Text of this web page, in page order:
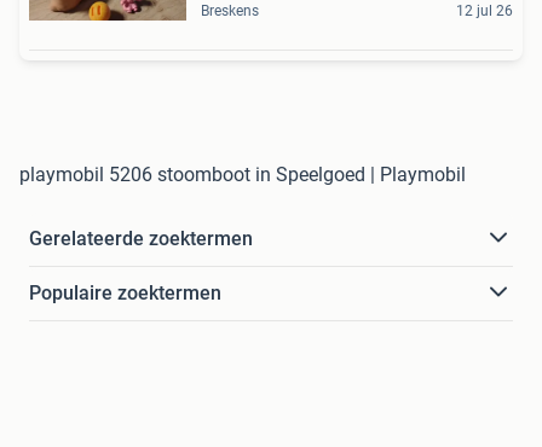
Breskens 12 jul 26
playmobil 5206 stoomboot in Speelgoed | Playmobil
Gerelateerde zoektermen
Populaire zoektermen